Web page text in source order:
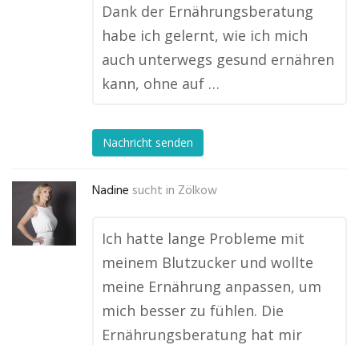
Dank der Ernährungsberatung
habe ich gelernt, wie ich mich
auch unterwegs gesund ernähren
kann, ohne auf …
Nachricht senden
Nadine sucht in Zölkow
Ich hatte lange Probleme mit
meinem Blutzucker und wollte
meine Ernährung anpassen, um
mich besser zu fühlen. Die
Ernährungsberatung hat mir